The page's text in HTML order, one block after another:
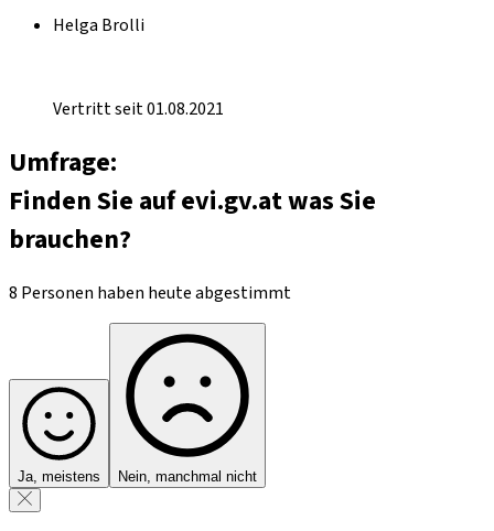
Helga Brolli
Vertritt seit 01.08.2021
Umfrage:
Finden Sie auf evi.gv.at was Sie
brauchen?
8 Personen haben heute abgestimmt
Ja, meistens Nein, manchmal nicht